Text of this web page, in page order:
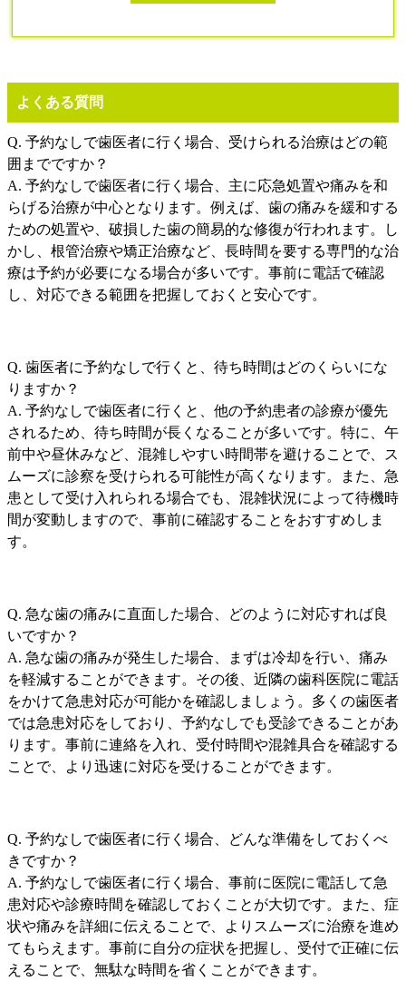
よくある質問
Q. 予約なしで歯医者に行く場合、受けられる治療はどの範
囲までですか？
A. 予約なしで歯医者に行く場合、主に応急処置や痛みを和
らげる治療が中心となります。例えば、歯の痛みを緩和する
ための処置や、破損した歯の簡易的な修復が行われます。し
かし、根管治療や矯正治療など、長時間を要する専門的な治
療は予約が必要になる場合が多いです。事前に電話で確認
し、対応できる範囲を把握しておくと安心です。
Q. 歯医者に予約なしで行くと、待ち時間はどのくらいにな
りますか？
A. 予約なしで歯医者に行くと、他の予約患者の診療が優先
されるため、待ち時間が長くなることが多いです。特に、午
前中や昼休みなど、混雑しやすい時間帯を避けることで、ス
ムーズに診察を受けられる可能性が高くなります。また、急
患として受け入れられる場合でも、混雑状況によって待機時
間が変動しますので、事前に確認することをおすすめしま
す。
Q. 急な歯の痛みに直面した場合、どのように対応すれば良
いですか？
A. 急な歯の痛みが発生した場合、まずは冷却を行い、痛み
を軽減することができます。その後、近隣の歯科医院に電話
をかけて急患対応が可能かを確認しましょう。多くの歯医者
では急患対応をしており、予約なしでも受診できることがあ
ります。事前に連絡を入れ、受付時間や混雑具合を確認する
ことで、より迅速に対応を受けることができます。
Q. 予約なしで歯医者に行く場合、どんな準備をしておくべ
きですか？
A. 予約なしで歯医者に行く場合、事前に医院に電話して急
患対応や診療時間を確認しておくことが大切です。また、症
状や痛みを詳細に伝えることで、よりスムーズに治療を進め
てもらえます。事前に自分の症状を把握し、受付で正確に伝
えることで、無駄な時間を省くことができます。